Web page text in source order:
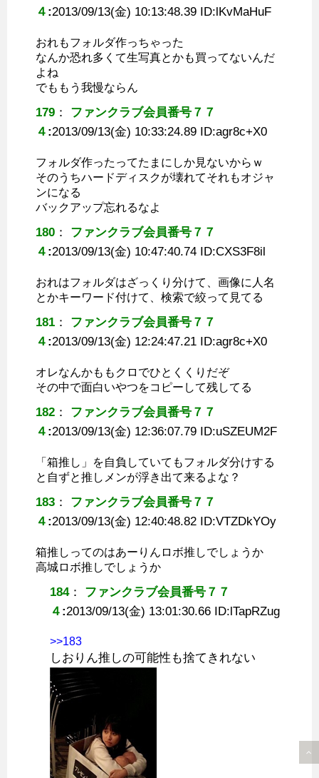
４ :2013/09/13(金) 10:13:48.39 ID:lKvMaHuF
おれもフォルダ作っちゃった
なんか恐れ多くて生写真とかも買ってないんだ
よね
でももう我慢ならん
179 ： ファンクラブ会員番号７７
４ :2013/09/13(金) 10:33:24.89 ID:agr8c+X0
フォルダ作ったってたまにしか見ないからｗ
そのうちハードディスクが壊れてそれもオジャ
ンになる
バックアップ忘れるなよ
180 ： ファンクラブ会員番号７７
４ :2013/09/13(金) 10:47:40.74 ID:CXS3F8il
おれはフォルダはざっくり分けて、画像に人名
とかキーワード付けて、検索で絞って見てる
181 ： ファンクラブ会員番号７７
４ :2013/09/13(金) 12:24:47.21 ID:agr8c+X0
オレなんかももクロでひとくくりだぞ
その中で面白いやつをコピーして残してる
182 ： ファンクラブ会員番号７７
４ :2013/09/13(金) 12:36:07.79 ID:uSZEUM2F
「箱推し」を自負していてもフォルダ分けする
と自ずと推しメンが浮き出て来るよな？
183 ： ファンクラブ会員番号７７
４ :2013/09/13(金) 12:40:48.82 ID:VTZDkYOy
箱推しってのはあーりんロボ推しでしょうか
高城ロボ推しでしょうか
184： ファンクラブ会員番号７７
４ :2013/09/13(金) 13:01:30.66 ID:lTapRZug
>>183
しおりん推しの可能性も捨てきれない